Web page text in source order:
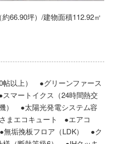
66.90坪）/建物面積112.92㎡
帖以上） ●グリーンファース
マートイクス（24時間熱交
） ●太陽光発電システム容
エコキュート ●エアコ
垢挽板フロア（LDK） ●ク